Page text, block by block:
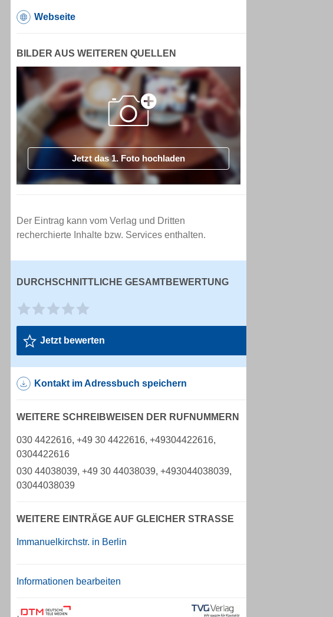
Webseite
BILDER AUS WEITEREN QUELLEN
Jetzt das 1. Foto hochladen
Der Eintrag kann vom Verlag und Dritten
recherchierte Inhalte bzw. Services enthalten.
DURCHSCHNITTLICHE GESAMTBEWERTUNG
Jetzt bewerten
Kontakt im Adressbuch speichern
WEITERE SCHREIBWEISEN DER RUFNUMMERN
030 4422616, +49 30 4422616, +49304422616,
0304422616
030 44038039, +49 30 44038039, +493044038039,
03044038039
WEITERE EINTRÄGE AUF GLEICHER STRASSE
Immanuelkirchstr. in Berlin
Informationen bearbeiten